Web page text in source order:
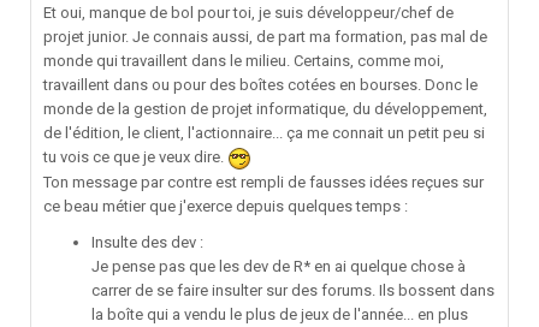
Et oui, manque de bol pour toi, je suis développeur/chef de
projet junior. Je connais aussi, de part ma formation, pas mal de
monde qui travaillent dans le milieu. Certains, comme moi,
travaillent dans ou pour des boîtes cotées en bourses. Donc le
monde de la gestion de projet informatique, du développement,
de l'édition, le client, l'actionnaire... ça me connait un petit peu si
tu vois ce que je veux dire.
Ton message par contre est rempli de fausses idées reçues sur
ce beau métier que j'exerce depuis quelques temps :
Insulte des dev :
Je pense pas que les dev de R* en ai quelque chose à
carrer de se faire insulter sur des forums. Ils bossent dans
la boîte qui a vendu le plus de jeux de l'année... en plus